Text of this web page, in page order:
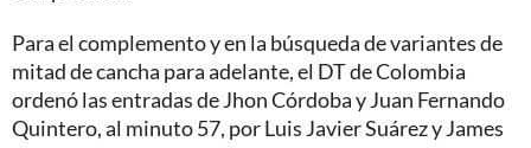
Para el complemento y en la búsqueda de variantes de
mitad de cancha para adelante, el DT de Colombia
ordenó las entradas de Jhon Córdoba y Juan Fernando
Quintero, al minuto 57, por Luis Javier Suárez y James